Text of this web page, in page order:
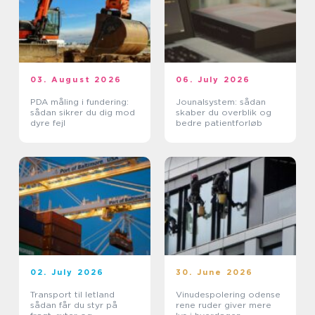
03. August 2026
PDA måling i fundering:
sådan sikrer du dig mod
dyre fejl
06. July 2026
Jounalsystem: sådan
skaber du overblik og
bedre patientforløb
02. July 2026
Transport til letland
sådan får du styr på
30. June 2026
Vinudespolering odense
rene ruder giver mere